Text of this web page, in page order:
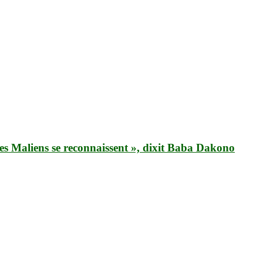
Maliens se reconnaissent », dixit Baba Dakono